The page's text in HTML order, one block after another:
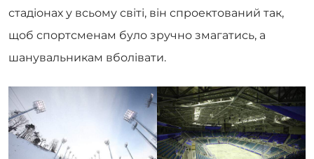
стадіонах у всьому світі, він спроектований так,
щоб спортсменам було зручно змагатись, а
шанувальникам вболівати.